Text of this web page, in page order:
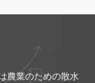
農業のための散水